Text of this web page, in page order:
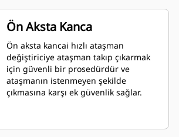
Ön Aksta Kanca
Ön aksta kancai hızlı ataşman
değiştiriciye ataşman takıp çıkarmak
için güvenli bir prosedürdür ve
ataşmanın istenmeyen şekilde
çıkmasına karşı ek güvenlik sağlar.